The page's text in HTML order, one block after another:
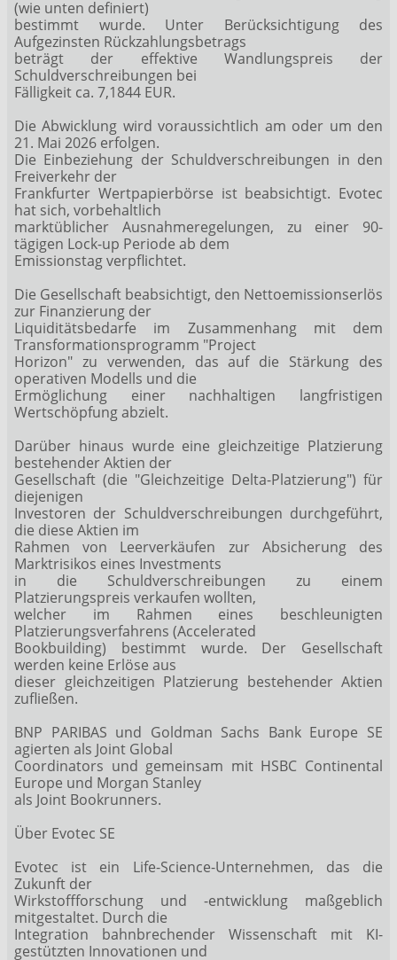
(wie unten definiert)
bestimmt wurde. Unter Berücksichtigung des
Aufgezinsten Rückzahlungsbetrags
beträgt der effektive Wandlungspreis der
Schuldverschreibungen bei
Fälligkeit ca. 7,1844 EUR.
Die Abwicklung wird voraussichtlich am oder um den
21. Mai 2026 erfolgen.
Die Einbeziehung der Schuldverschreibungen in den
Freiverkehr der
Frankfurter Wertpapierbörse ist beabsichtigt. Evotec
hat sich, vorbehaltlich
marktüblicher Ausnahmeregelungen, zu einer 90-
tägigen Lock-up Periode ab dem
Emissionstag verpflichtet.
Die Gesellschaft beabsichtigt, den Nettoemissionserlös
zur Finanzierung der
Liquiditätsbedarfe im Zusammenhang mit dem
Transformationsprogramm "Project
Horizon" zu verwenden, das auf die Stärkung des
operativen Modells und die
Ermöglichung einer nachhaltigen langfristigen
Wertschöpfung abzielt.
Darüber hinaus wurde eine gleichzeitige Platzierung
bestehender Aktien der
Gesellschaft (die "Gleichzeitige Delta-Platzierung") für
diejenigen
Investoren der Schuldverschreibungen durchgeführt,
die diese Aktien im
Rahmen von Leerverkäufen zur Absicherung des
Marktrisikos eines Investments
in die Schuldverschreibungen zu einem
Platzierungspreis verkaufen wollten,
welcher im Rahmen eines beschleunigten
Platzierungsverfahrens (Accelerated
Bookbuilding) bestimmt wurde. Der Gesellschaft
werden keine Erlöse aus
dieser gleichzeitigen Platzierung bestehender Aktien
zufließen.
BNP PARIBAS und Goldman Sachs Bank Europe SE
agierten als Joint Global
Coordinators und gemeinsam mit HSBC Continental
Europe und Morgan Stanley
als Joint Bookrunners.
Über Evotec SE
Evotec ist ein Life-Science-Unternehmen, das die
Zukunft der
Wirkstoffforschung und -entwicklung maßgeblich
mitgestaltet. Durch die
Integration bahnbrechender Wissenschaft mit KI-
gestützten Innovationen und